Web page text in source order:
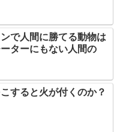
で人間に勝てる動物は
ターにもない人間の
すると火が付くのか？